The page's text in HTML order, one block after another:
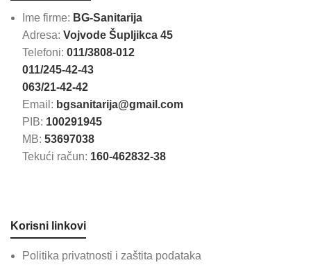
Ime firme: BG-Sanitarija
Adresa: Vojvode Šupljikca 45
Telefoni: 011/3808-012
011/245-42-43
063/21-42-42
Email: bgsanitarija@gmail.com
PIB: 100291945
MB: 53697038
Tekući račun: 160-462832-38
Korisni linkovi
Politika privatnosti i zaštita podataka